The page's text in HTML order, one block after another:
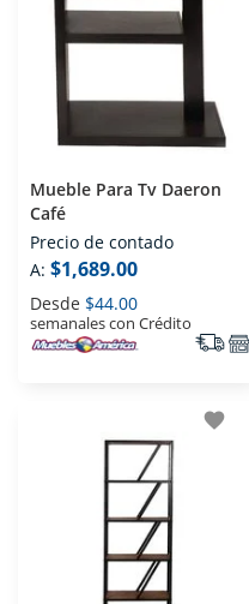
Mueble Para Tv Daeron
Café
Precio de contado
A: $1,689.00
Desde $44.00
semanales con Crédito
favorite